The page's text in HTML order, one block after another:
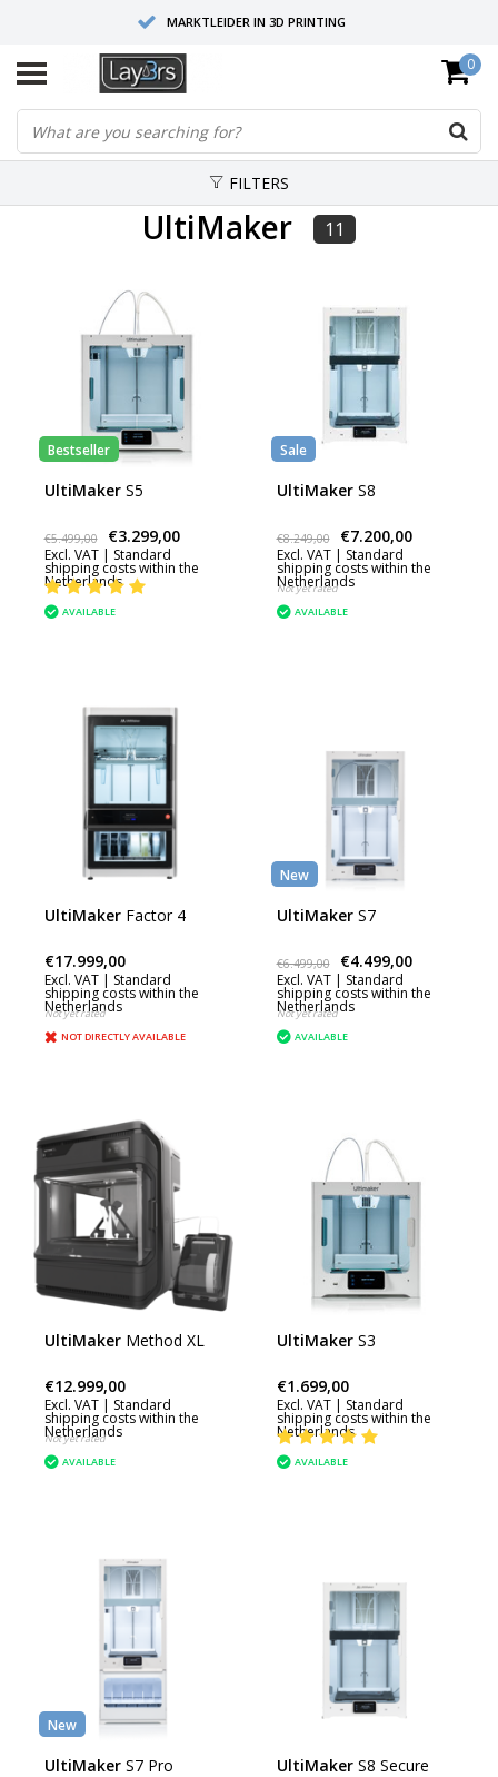
MARKTLEIDER IN 3D PRINTING
HOOGWAARDIGE SERVICE EN SUPPORT
FYSIEKE SHOWROOMS
0
FILTERS
UltiMaker 11
Bestseller
UltiMaker S5
€5.499,00 €3.299,00
Excl. VAT | Standard
shipping costs within the
Netherlands
AVAILABLE
Sale
UltiMaker S8
€8.249,00 €7.200,00
Excl. VAT | Standard
shipping costs within the
Netherlands
Not yet rated
AVAILABLE
UltiMaker Factor 4
€17.999,00
Excl. VAT | Standard
shipping costs within the
Netherlands
Not yet rated
NOT DIRECTLY AVAILABLE
New
UltiMaker S7
€6.499,00 €4.499,00
Excl. VAT | Standard
shipping costs within the
Netherlands
Not yet rated
AVAILABLE
UltiMaker Method XL
€12.999,00
Excl. VAT | Standard
shipping costs within the
Netherlands
Not yet rated
AVAILABLE
UltiMaker S3
€1.699,00
Excl. VAT | Standard
shipping costs within the
Netherlands
AVAILABLE
New
UltiMaker S7 Pro
UltiMaker S8 Secure